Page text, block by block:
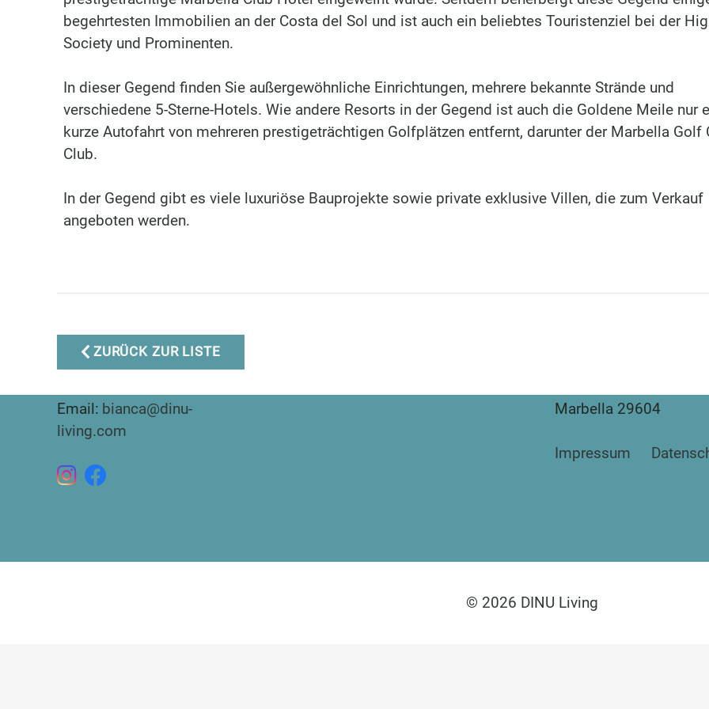
begehrtesten Immobilien an der Costa del Sol und ist auch ein beliebtes Touristenziel bei der
Society und Prominenten.
In dieser Gegend finden Sie außergewöhnliche Einrichtungen, mehrere bekannte Strände und
verschiedene 5-Sterne-Hotels. Wie andere Resorts in der Gegend ist auch die Goldene Meile nur
kurze Autofahrt von mehreren prestigeträchtigen Golfplätzen entfernt, darunter der Marbella Golf
Club.
In der Gegend gibt es viele luxuriöse Bauprojekte sowie private exklusive Villen, die zum Verkauf
angeboten werden.
ZURÜCK ZUR LISTE
Marbella Real Estate
Phone:
Email: bianca@dinu-
living.com
Marbella 29604
Impressum
© 2026 DINU Living